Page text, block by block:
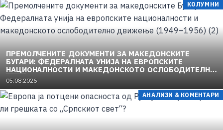
КОЛУМНИ
ПРЕМОЛЧЕНИТЕ ДОКУМЕНТИ ЗА МАКЕДОНСКИТЕ
БУГАРИ: ФЕДЕРАЛНАТА УНИЈА НА ЕВРОПСКИТЕ
НАЦИОНАЛНОСТИ И МАКЕДОНСКОТО ОСЛОБОДИТЕЛНО
ДВИЖЕЊЕ (1949–1956) (2)
05.08.2026
АНАЛИЗИ & КОМЕНТАРИ